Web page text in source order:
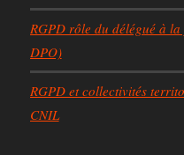
RGPD rôle du délégué à
DPO)
RGPD et collectivités
CNIL